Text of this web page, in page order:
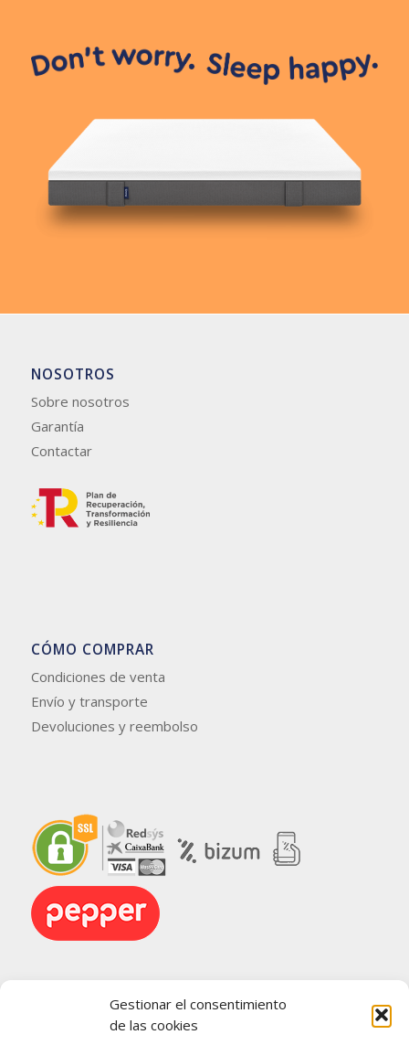
Gestionar el consentimiento
de las cookies
NOSOTROS
Sobre nosotros
Garantía
Contactar
CÓMO COMPRAR
Condiciones de venta
Envío y transporte
Devoluciones y reembolso